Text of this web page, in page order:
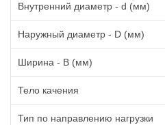
Внутренний диаметр - d (мм)
Наружный диаметр - D (мм)
Ширина - B (мм)
Тело качения
Тип по направлению нагрузки